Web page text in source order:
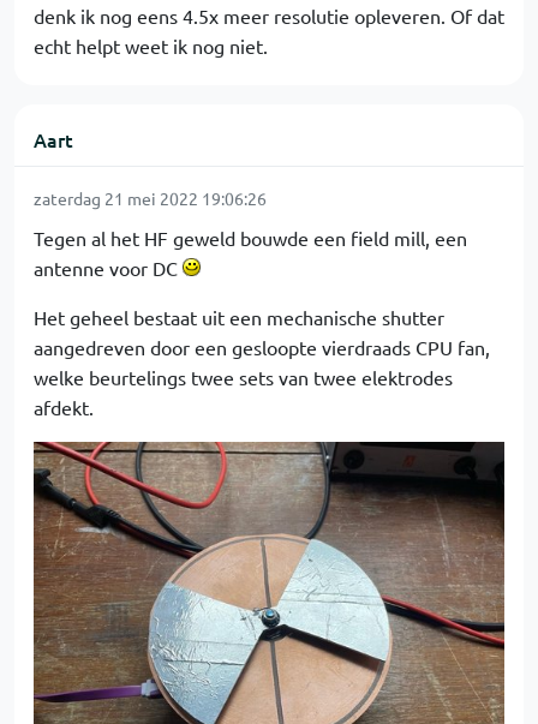
denk ik nog eens 4.5x meer resolutie opleveren. Of dat
echt helpt weet ik nog niet.
Aart
zaterdag 21 mei 2022 19:06:26
Tegen al het HF geweld bouwde een field mill, een
antenne voor DC
Het geheel bestaat uit een mechanische shutter
aangedreven door een gesloopte vierdraads CPU fan,
welke beurtelings twee sets van twee elektrodes
afdekt.